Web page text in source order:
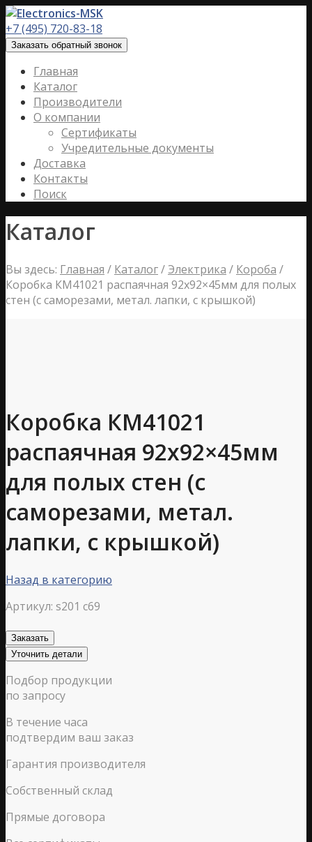
+7 (495) 720-83-18
Заказать обратный звонок
Главная
Каталог
Производители
О компании
Сертификаты
Учредительные документы
Доставка
Контакты
Поиск
Каталог
Вы здесь: Главная / Каталог/ Электрика / Короба /
Коробка КМ41021 распаячная 92х92×45мм для полых
стен (с саморезами, метал. лапки, с крышкой)
Коробка КМ41021
распаячная 92х92×45мм
для полых стен (с
саморезами, метал.
лапки, с крышкой)
Назад в категорию
Артикул: s201 c69
Заказать
Уточнить детали
Подбор продукции
по запросу
В течение часа
подтвердим ваш заказ
Гарантия производителя
Собственный склад
Прямые договора